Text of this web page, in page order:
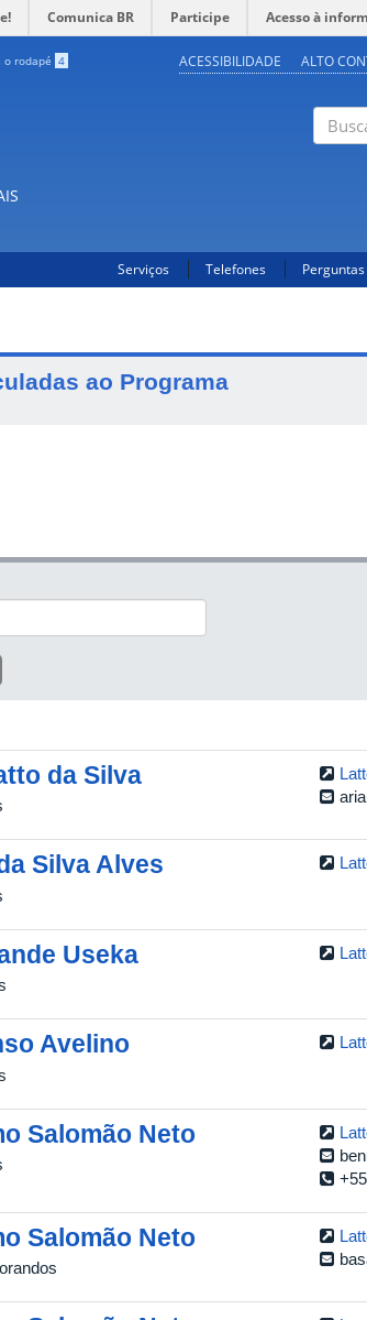
Comunica BR Participe Acesso à
o rodapé 4 ACESSIBILIDADE ALTO
Serviços Telefones
ao Programa
da Silva
Silva Alves
Useka
Avelino
Salomão Neto
Salomão Neto